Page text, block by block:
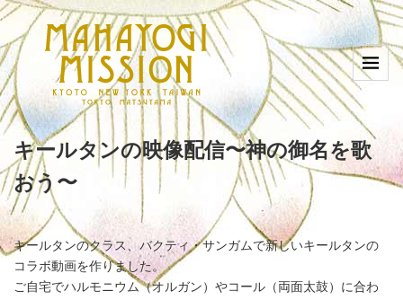
キールタンの映像配信〜神の御名を歌
おう〜
キールタンのクラス、バクティ・サンガムで新しいキールタンの
コラボ動画を作りました。
ご自宅でハルモニウム（オルガン）やコール（両面太鼓）に合わ